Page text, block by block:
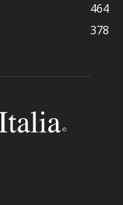
464
378